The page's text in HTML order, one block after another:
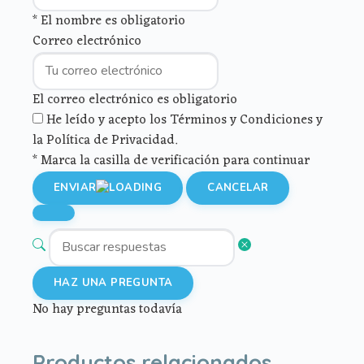
* El nombre es obligatorio
Correo electrónico
El correo electrónico es obligatorio
He leído y acepto los Términos y Condiciones y
la Política de Privacidad.
* Marca la casilla de verificación para continuar
ENVIAR CANCELAR
HAZ UNA PREGUNTA
No hay preguntas todavía